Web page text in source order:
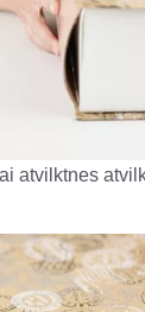
atvilktnes